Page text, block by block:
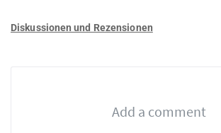
Diskussionen und Rezensionen